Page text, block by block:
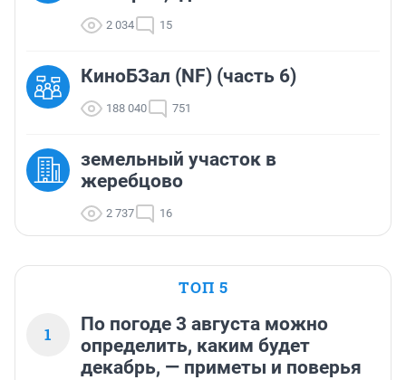
2 034 15
КиноБЗал (NF) (часть 6)
188 040 751
земельный участок в
жеребцово
2 737 16
ТОП 5
1
По погоде 3 августа можно
определить, каким будет
декабрь, — приметы и поверья